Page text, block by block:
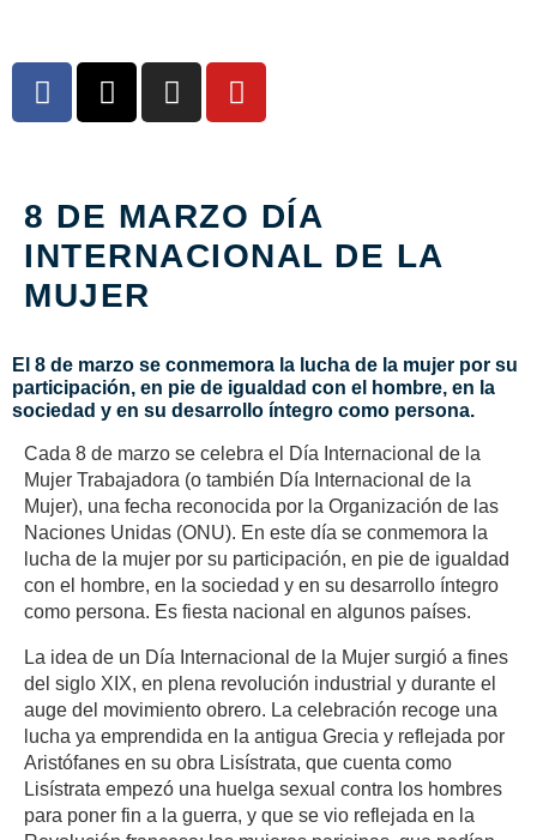
8 DE MARZO DÍA
INTERNACIONAL DE LA
MUJER
El 8 de marzo se conmemora la lucha de la mujer por su
participación, en pie de igualdad con el hombre, en la
sociedad y en su desarrollo íntegro como persona.
Cada 8 de marzo se celebra el Día Internacional de la
Mujer Trabajadora (o también Día Internacional de la
Mujer), una fecha reconocida por la Organización de las
Naciones Unidas (ONU). En este día se conmemora la
lucha de la mujer por su participación, en pie de igualdad
con el hombre, en la sociedad y en su desarrollo íntegro
como persona. Es fiesta nacional en algunos países.
La idea de un Día Internacional de la Mujer surgió a fines
del siglo XIX, en plena revolución industrial y durante el
auge del movimiento obrero. La celebración recoge una
lucha ya emprendida en la antigua Grecia y reflejada por
Aristófanes en su obra Lisístrata, que cuenta como
Lisístrata empezó una huelga sexual contra los hombres
para poner fin a la guerra, y que se vio reflejada en la